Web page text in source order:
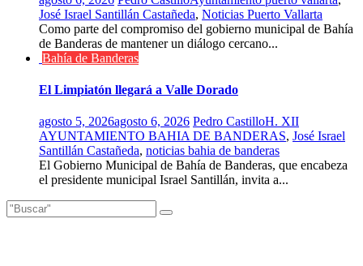
José Israel Santillán Castañeda, Noticias Puerto Vallarta
Como parte del compromiso del gobierno municipal de Bahía
de Banderas de mantener un diálogo cercano...
Bahía de Banderas
El Limpiatón llegará a Valle Dorado
agosto 5, 2026agosto 6, 2026 Pedro CastilloH. XII
AYUNTAMIENTO BAHIA DE BANDERAS, José Israel
Santillán Castañeda, noticias bahia de banderas
El Gobierno Municipal de Bahía de Banderas, que encabeza
el presidente municipal Israel Santillán, invita a...